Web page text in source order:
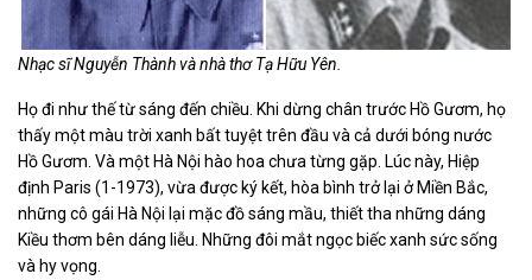
Nhạc sĩ Nguyễn Thành và nhà thơ Tạ Hữu Yên.
Họ đi như thế từ sáng đến chiều. Khi dừng chân trước Hồ Gươm, họ
thấy một màu trời xanh bất tuyệt trên đầu và cả dưới bóng nước
Hồ Gươm. Và một Hà Nội hào hoa chưa từng gặp. Lúc này, Hiệp
định Paris (1-1973), vừa được ký kết, hòa bình trở lại ở Miền Bắc,
những cô gái Hà Nội lại mặc đồ sáng mầu, thiết tha những dáng
Kiều thơm bên dáng liễu. Những đôi mắt ngọc biếc xanh sức sống
và hy vọng.